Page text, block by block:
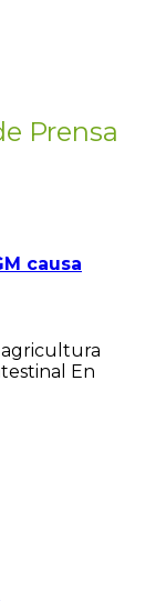
Prensa
causa
agricultura
En